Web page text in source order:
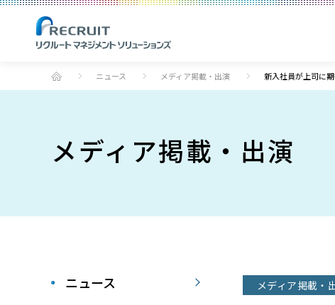
ニュース メディア掲載・出演 新入社員が上司に
メディア掲載・出演
ニュース メディア掲載・